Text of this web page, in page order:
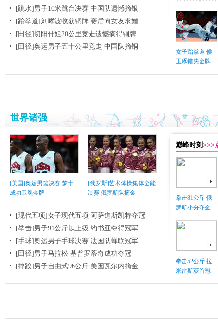
[跳水]男子10米跳台决赛 中国队遗憾摘银
[跆拳道]刘哮波收获铜牌 赛后向女友求婚
[田径]切阳什姐20公里竞走遗憾摘得铜牌
[田径]奥运男子五十公里竞走 中国队摘铜
女子跆拳道 侯
玉琢错失金牌
世界诸强
[美国]奥运男篮决赛 梦十
成功卫冕金牌
[俄罗斯]艺术体操集体全能
决赛 俄罗斯队摘金
[现代五项]女子现代五项 阿萨道斯凯特夺冠
[拳击]男子91公斤以上级 约书亚夺得冠军
[手球]奥运男子手球决赛 法国队蝉联冠军
[田径]男子马拉松 基普罗蒂奇成功夺冠
[摔跤]男子自由式96公斤 美国瓦尔内摘金
巅峰时刻>>>
拳击81公斤 俄
罗斯小分夺金
拳击52公斤 拉
米雷斯获首冠